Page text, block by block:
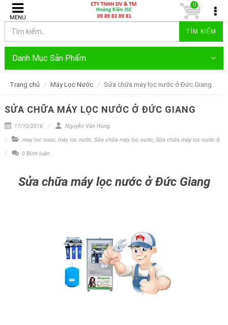
MENU
TÌM KIẾM
0
Danh Mục Sản Phẩm
Trang chủ Máy Lọc Nước Sửa chữa máy lọc nước ở Đức Giang
SỬA CHỮA MÁY LỌC NƯỚC Ở ĐỨC GIANG
17/10/2016 Nguyễn Văn Hùng
may loc nuoc, máy lọc nước, Sửa chữa máy lọc nước, Sửa chữa máy lọc nước ở,
0 Bình luận
Sửa chữa máy lọc nước ở Đức Giang